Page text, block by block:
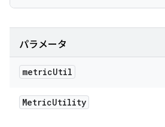
パラメータ
metricUtil
MetricUtility